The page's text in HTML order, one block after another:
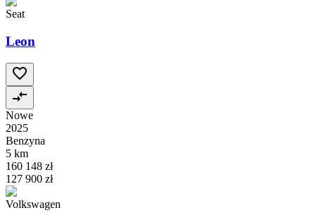
Seat
Leon
Nowe
2025
Benzyna
5 km
160 148 zł
127 900 zł
Volkswagen